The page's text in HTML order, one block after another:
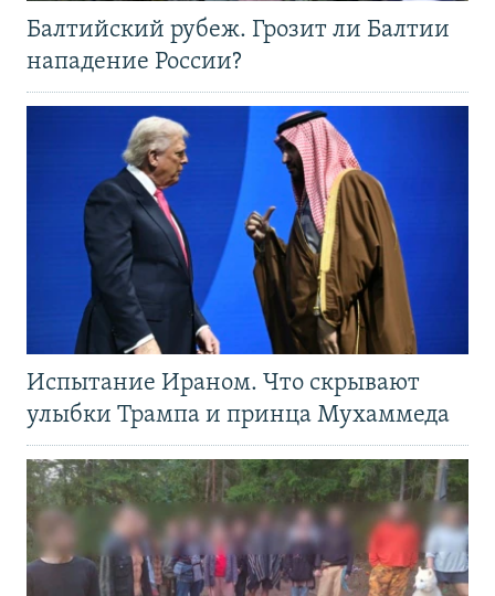
Балтийский рубеж. Грозит ли Балтии
нападение России?
Испытание Ираном. Что скрывают
улыбки Трампа и принца Мухаммеда